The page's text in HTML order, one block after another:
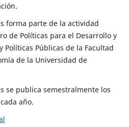
forma parte de la actividad
de Políticas para el Desarrollo y
Políticas Públicas de la Facultad
de la Universidad de
se publica semestralmente los
año.